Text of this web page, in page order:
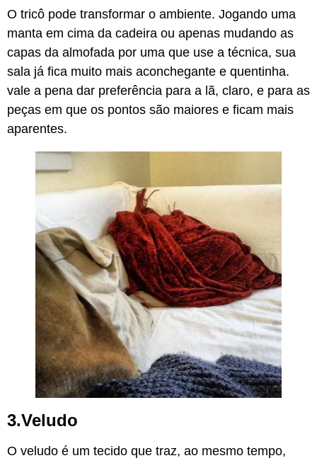
O tricô pode transformar o ambiente. Jogando uma
manta em cima da cadeira ou apenas mudando as
capas da almofada por uma que use a técnica, sua
sala já fica muito mais aconchegante e quentinha.
vale a pena dar preferência para a lã, claro, e para as
peças em que os pontos são maiores e ficam mais
aparentes.
3.Veludo
O veludo é um tecido que traz, ao mesmo tempo,